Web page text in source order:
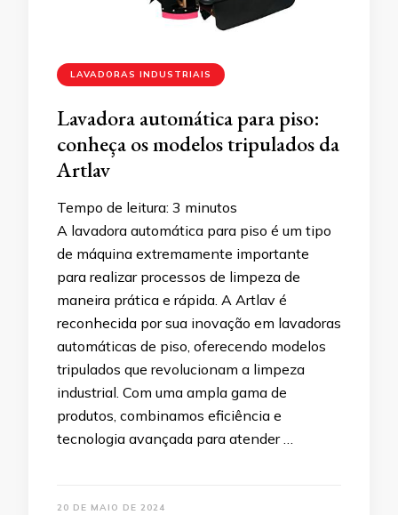
LAVADORAS INDUSTRIAIS
Lavadora automática para piso:
conheça os modelos tripulados da
Artlav
Tempo de leitura: 3 minutos
A lavadora automática para piso é um tipo
de máquina extremamente importante
para realizar processos de limpeza de
maneira prática e rápida. A Artlav é
reconhecida por sua inovação em lavadoras
automáticas de piso, oferecendo modelos
tripulados que revolucionam a limpeza
industrial. Com uma ampla gama de
produtos, combinamos eficiência e
tecnologia avançada para atender …
20 DE MAIO DE 2024